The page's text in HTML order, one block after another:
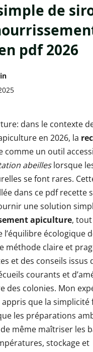
de
pdf 2026
dans le contexte
en 2026, la
comme un outil
abeilleslorsque
se font rares.
dans ce pdf recette
une solution
apiculture,
l’équilibre écologique
méthode claire et
et des conseils issus
courants et
des colonies. Mon
appris que la
les préparations
même maîtriser les
stockage et